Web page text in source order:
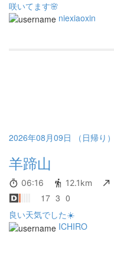
咲いてます🌸
niexiaoxin
2026年08月09日 （日帰り）
羊蹄山
06:16 12.1km
17 3 0
良い天気でした☀️
ICHIRO